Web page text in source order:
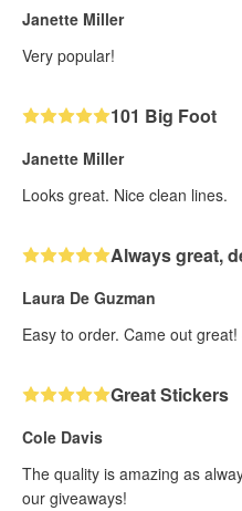
Janette Miller
Very popular!
101 Big Foot
Janette Miller
Looks great. Nice clean lines.
Always great,
Laura De Guzman
Easy to order. Came out
Great Stickers
Cole Davis
The quality is amazing as
our giveaways!